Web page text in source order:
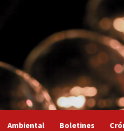
Ambiental Boletines